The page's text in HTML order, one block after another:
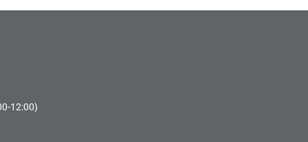
12:00)